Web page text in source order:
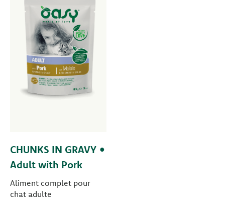
CHUNKS IN GRAVY •
Adult with Pork
Aliment complet pour
chat adulte